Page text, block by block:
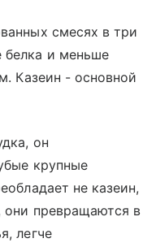
смесях в три
белка и меньше
Казеин - основной
он
крупные
не казеин,
они превращаются в
легче